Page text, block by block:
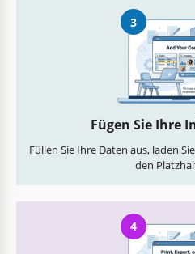
3
Fügen Sie Ihre
Füllen Sie Ihre Daten aus, laden
den
4